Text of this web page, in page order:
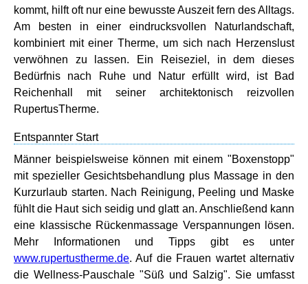
kommt, hilft oft nur eine bewusste Auszeit fern des Alltags.
Am besten in einer eindrucksvollen Naturlandschaft,
kombiniert mit einer Therme, um sich nach Herzenslust
verwöhnen zu lassen. Ein Reiseziel, in dem dieses
Bedürfnis nach Ruhe und Natur erfüllt wird, ist Bad
Reichenhall mit seiner architektonisch reizvollen
RupertusTherme.
Entspannter Start
Männer beispielsweise können mit einem "Boxenstopp"
mit spezieller Gesichtsbehandlung plus Massage in den
Kurzurlaub starten. Nach Reinigung, Peeling und Maske
fühlt die Haut sich seidig und glatt an. Anschließend kann
eine klassische Rückenmassage Verspannungen lösen.
Mehr Informationen und Tipps gibt es unter
www.rupertustherme.de. Auf die Frauen wartet alternativ
die Wellness-Pauschale "Süß und Salzig". Sie umfasst